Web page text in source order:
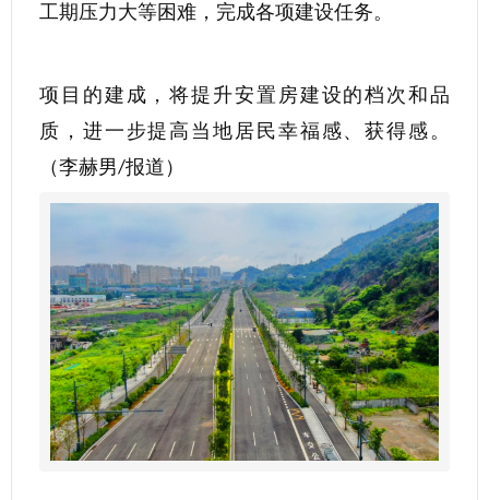
工期压力大等困难，完成各项建设任务。
项目的建成，将提升安置房建设的档次和品
质，进一步提高当地居民幸福感、获得感。
（李赫男/报道）